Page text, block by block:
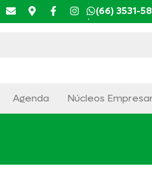
(66) 3531-
Agenda Núcleos